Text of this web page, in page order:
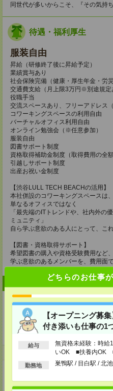
どちらのお仕事
【オープニング募
付き添いも仕事の1
給与
無資格未経験：時
いOK ■扶養内OK
以上
勤務地 巣鴨駅 / 目白駅 / 北
同世代が多いからこそ、『その気持
待遇・福利厚生
服装自由
昇給（研修終了後に昇給予定）
業績賞与あり
社会保険完備（健康・厚生年金・労災
交通費支給（月上限3万円※別途規定
役職手当
交流スペースあり、フリーアドレス（
コワーキングスペースの利用自由
バーチャルオフィス利用自由
オンライン勉強会（※任意参加）
服装自由
図書サポート制度
資格取得補助金制度（取得費用の全
引越しサポート制度
出産お祝い金制度
【渋谷LULL TECH BEACHの活用】
本社併設のコワーキングスペースは、
単なるオフィスではなく
「最先端のITトレンドや、社内外の
ミュニティ」
自ら学ぶ意欲のある人にとって、こ
【図書・資格取得サポート】
希望図書の購入や資格受験費用など
学ぶ意欲のあるメンバーを、費用面
ＬＵＬ
■DXパートナー事業
■人材育成事業